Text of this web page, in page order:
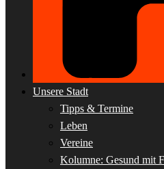
Unsere Stadt
Tipps & Termine
Leben
Vereine
Kolumne: Gesund mit